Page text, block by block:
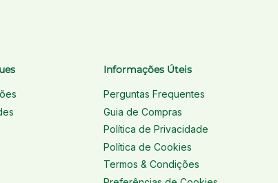
Informações Úteis
Perguntas Frequentes
Guia de Compras
Política de Privacidade
Política de Cookies
Termos & Condições